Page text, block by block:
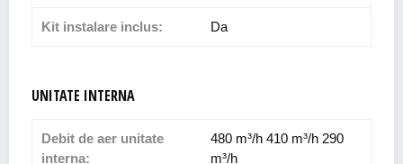
Kit instalare inclus: Da
UNITATE INTERNA
Debit de aer unitate
interna:
480 m³/h 410 m³/h 290
m³/h